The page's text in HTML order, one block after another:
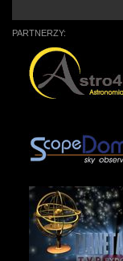
PARTNERZY: